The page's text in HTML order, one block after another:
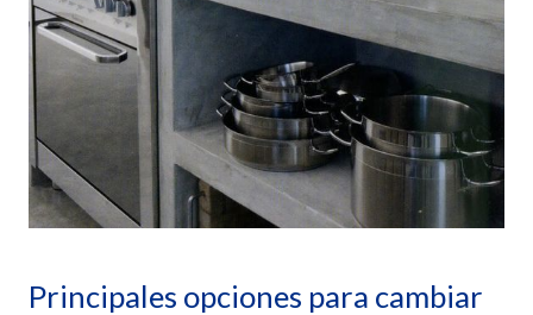
Principales opciones para cambiar